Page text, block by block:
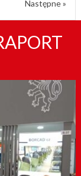
Następne »